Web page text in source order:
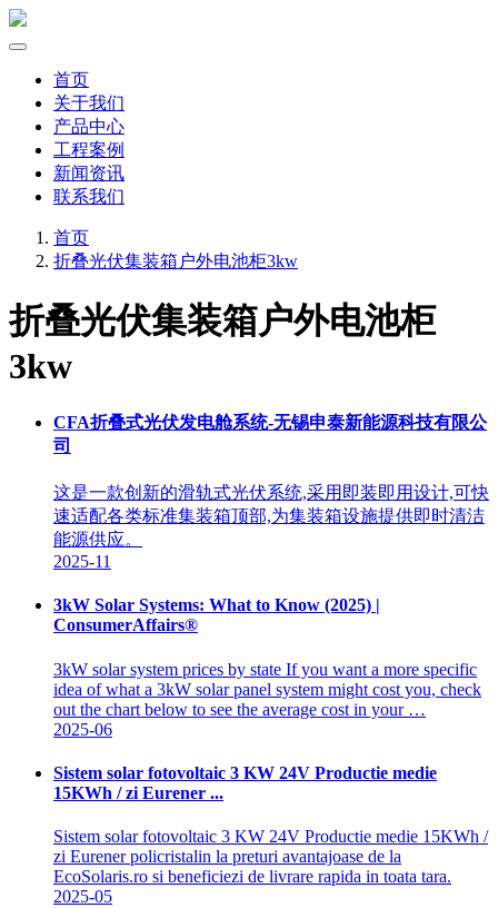
首页
关于我们
产品中心
工程案例
新闻资讯
联系我们
首页
折叠光伏集装箱户外电池柜3kw
折叠光伏集装箱户外电池柜
3kw
CFA折叠式光伏发电舱系统-无锡申泰新能源科技有限公
司
这是一款创新的滑轨式光伏系统,采用即装即用设计,可快
速适配各类标准集装箱顶部,为集装箱设施提供即时清洁
能源供应。
2025-11
3kW Solar Systems: What to Know (2025) |
ConsumerAffairs®
3kW solar system prices by state If you want a more specific
idea of what a 3kW solar panel system might cost you, check
out the chart below to see the average cost in your …
2025-06
Sistem solar fotovoltaic 3 KW 24V Productie medie
15KWh / zi Eurener ...
Sistem solar fotovoltaic 3 KW 24V Productie medie 15KWh /
zi Eurener policristalin la preturi avantajoase de la
EcoSolaris.ro si beneficiezi de livrare rapida in toata tara.
2025-05